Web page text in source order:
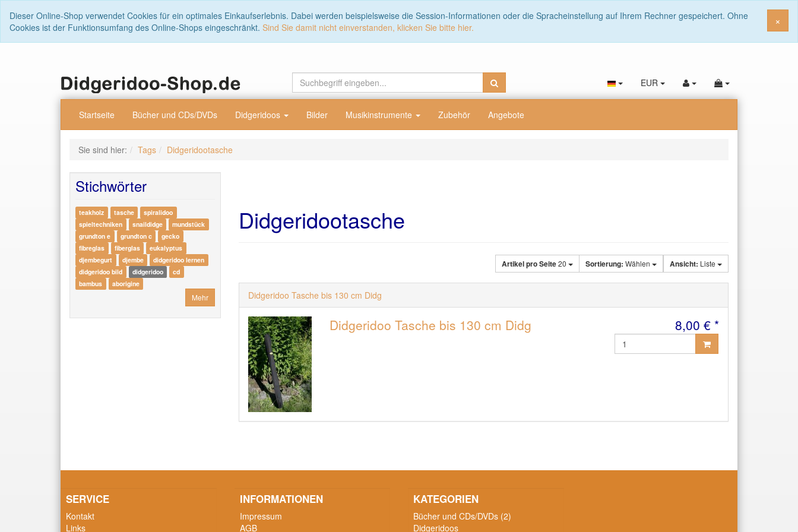
×
Dieser Online-Shop verwendet Cookies für ein optimales Einkaufserlebnis. Dabei werden beispielsweise die Session-Informationen oder die Spracheinstellung auf Ihrem Rechner gespeichert. Ohne
Cookies ist der Funktionsumfang des Online-Shops eingeschränkt. Sind Sie damit nicht einverstanden, klicken Sie bitte hier.
EUR
Startseite Bücher und CDs/DVDs Didgeridoos Bilder Musikinstrumente Zubehör Angebote
Sie sind hier: Tags Didgeridootasche
Stichwörter
teakholz tasche
spiralidoo
spieltechniken
snaildidge
mundstück
grundton e
grundton c
gecko
fibreglas
fiberglas
eukalyptus
djembegurt
djembe
didgeridoo lernen
didgeridoo bild
didgeridoo
cd
bambus
aborigine
Mehr
Didgeridootasche
Ansicht: Liste
Sortierung: Wählen
Artikel pro Seite20
Didgeridoo Tasche bis 130 cm Didg
Didgeridoo Tasche bis 130 cm Didg 8,00 € *
SERVICE
Kontakt
Links
INFORMATIONEN
Impressum
AGB
KATEGORIEN
Bücher und CDs/DVDs (2)
Didgeridoos